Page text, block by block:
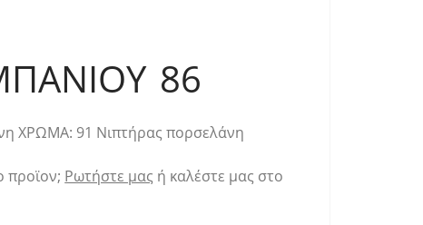
86
ΧΡΩΜΑ: 91 Νιπτήρας πορσελάνη
προϊον; Ρωτήστε μας ή καλέστε μας στο